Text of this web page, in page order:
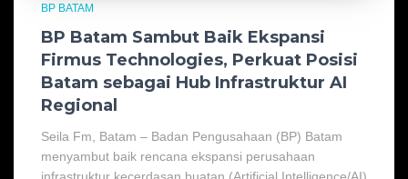
BP BATAM
BP Batam Sambut Baik Ekspansi
Firmus Technologies, Perkuat Posisi
Batam sebagai Hub Infrastruktur AI
Regional
Seila Fm, Batam – Badan Pengusahaan (BP) Batam
menyambut baik rencana ekspansi perusahaan